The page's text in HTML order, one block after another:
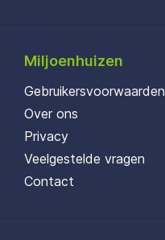
Miljoenhuizen
Gebruikersvoorwaarden
Over ons
Privacy
Veelgestelde vragen
Contact